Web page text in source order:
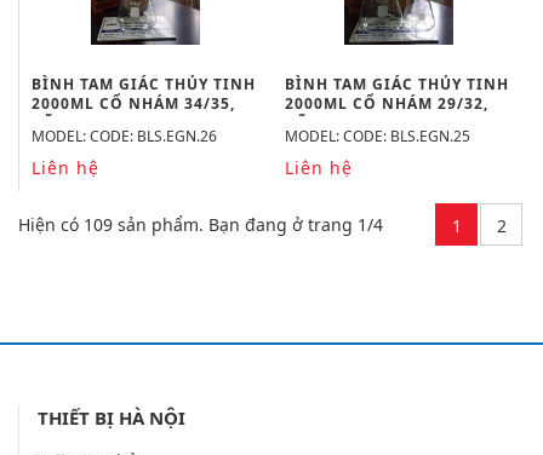
BÌNH TAM GIÁC THỦY TINH
2000ML CỔ NHÁM 34/35,
HÃNG BIOHALL-GERMANY
MODEL: CODE: BLS.EGN.26
Liên hệ
BÌNH TAM GIÁC THỦY TINH
2000ML CỔ NHÁM 29/32,
HÃNG BIOHALL-GERMANY
MODEL: CODE: BLS.EGN.25
Liên hệ
Hiện có 109 sản phẩm. Bạn đang ở trang 1/4 1 2
THIẾT BỊ HÀ NỘI